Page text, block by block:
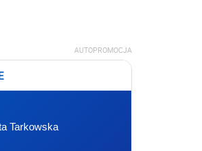
AUTOPROMOCJA
Tarkowska